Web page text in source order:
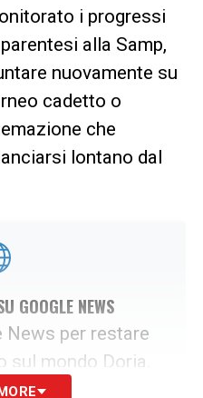
i progressi
alla Samp,
nuovamente su
cadetto o
che
lontano dal
GOOGLE NEWS
News per restare
sul mondo Doria.